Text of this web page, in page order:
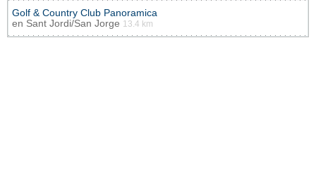
Golf & Country Club Panoramica
en Sant Jordi/San Jorge 13.4 km